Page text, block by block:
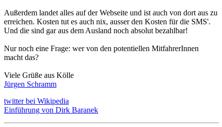
Außerdem landet alles auf der Webseite und ist auch von dort aus zu
erreichen. Kosten tut es auch nix, ausser den Kosten für die SMS'.
Und die sind gar aus dem Ausland noch absolut bezahlbar!
Nur noch eine Frage: wer von den potentiellen MitfahrerInnen
macht das?
Viele Grüße aus Kölle
Jürgen Schramm
twitter bei Wikipedia
Einführung von Dirk Baranek